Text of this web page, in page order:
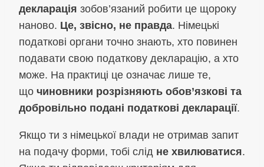
декларація зобов’язаний робити це щороку
наново. Це, звісно, не правда. Німецькі
податкові органи точно знають, хто повинен
подавати свою податкову декларацію, а хто
може. На практиці це означає лише те,
що чиновники розрізняють обов’язкові та
добровільно подані податкові декларації.
Якщо ти з німецької влади не отримав запит
на подачу форми, тобі слід не хвилюватися.